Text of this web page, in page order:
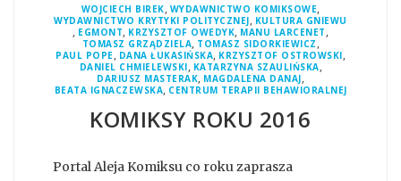
WOJCIECH BIREK, WYDAWNICTWO KOMIKSOWE,
WYDAWNICTWO KRYTYKI POLITYCZNEJ, KULTURA GNIEWU
, EGMONT, KRZYSZTOF OWEDYK, MANU LARCENET ,
TOMASZ GRZĄDZIELA, TOMASZ SIDORKIEWICZ ,
PAUL POPE, DANA ŁUKASIŃSKA, KRZYSZTOF OSTROWSKI,
DANIEL CHMIELEWSKI, KATARZYNA SZAULIŃSKA,
DARIUSZ MASTERAK, MAGDALENA DANAJ,
BEATA IGNACZEWSKA, CENTRUM TERAPII BEHAWIORALNEJ
KOMIKSY ROKU 2016
Portal Aleja Komiksu co roku zaprasza